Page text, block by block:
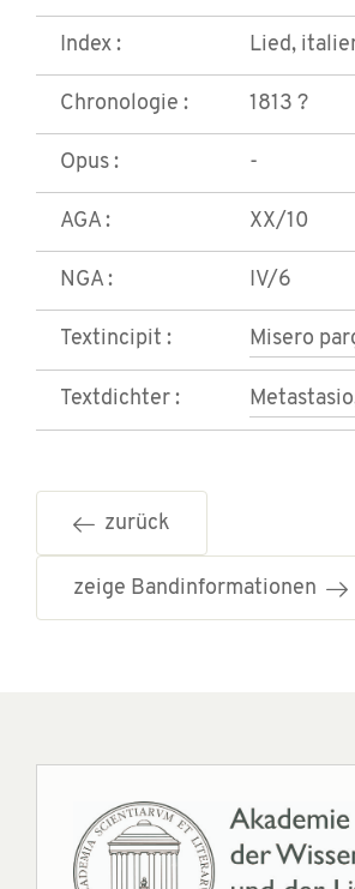
Index : Lied,
Chronologie : 1813 ?
Opus : -
AGA : XX/10
NGA : IV/6
Textincipit : Misero
Textdichter :
zurück
zeige Bandinformationen